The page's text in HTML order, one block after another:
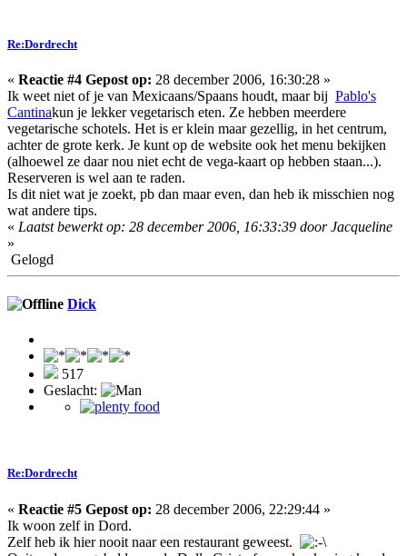
Re:Dordrecht
« Reactie #4 Gepost op: 28 december 2006, 16:30:28 »
Ik weet niet of je van Mexicaans/Spaans houdt, maar bij Pablo's
Cantinakun je lekker vegetarisch eten. Ze hebben meerdere
vegetarische schotels. Het is er klein maar gezellig, in het centrum,
achter de grote kerk. Je kunt op de website ook het menu bekijken
(alhoewel ze daar nou niet echt de vega-kaart op hebben staan...).
Reserveren is wel aan te raden.
Is dit niet wat je zoekt, pb dan maar even, dan heb ik misschien nog
wat andere tips.
« Laatst bewerkt op: 28 december 2006, 16:33:39 door Jacqueline
»
Gelogd
Dick
517
Geslacht:
Re:Dordrecht
« Reactie #5 Gepost op: 28 december 2006, 22:29:44 »
Ik woon zelf in Dord.
Zelf heb ik hier nooit naar een restaurant geweest.